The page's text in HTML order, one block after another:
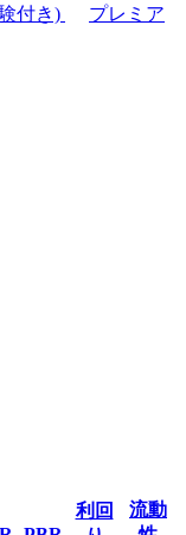
付き)
プレミア
利回
流動